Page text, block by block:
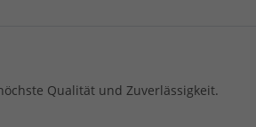
Qualität und Zuverlässigkeit.